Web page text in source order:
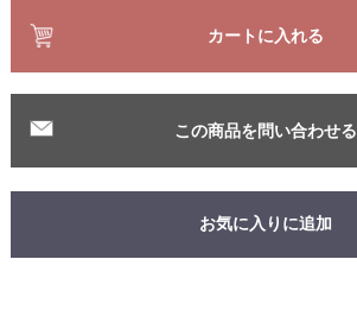
カートに入れる
この商品を問い合わせる
お気に入りに追加